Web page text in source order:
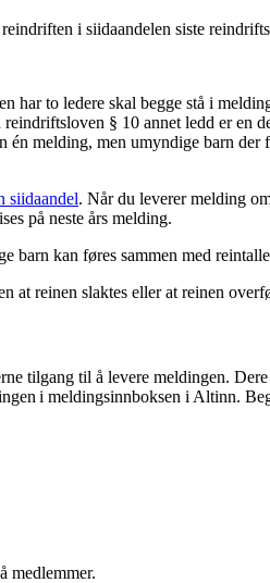
i siidaandelen siste
har to ledere skal begge stå i
§ 10 annet ledd er en
én melding, men umyndige barn
siidaandel. Når du leverer melding
på neste års melding.
barn kan føres sammen med
at reinen slaktes eller at reinen
tilgang til å levere meldingen.
i meldingsinnboksen i Altinn.
medlemmer.